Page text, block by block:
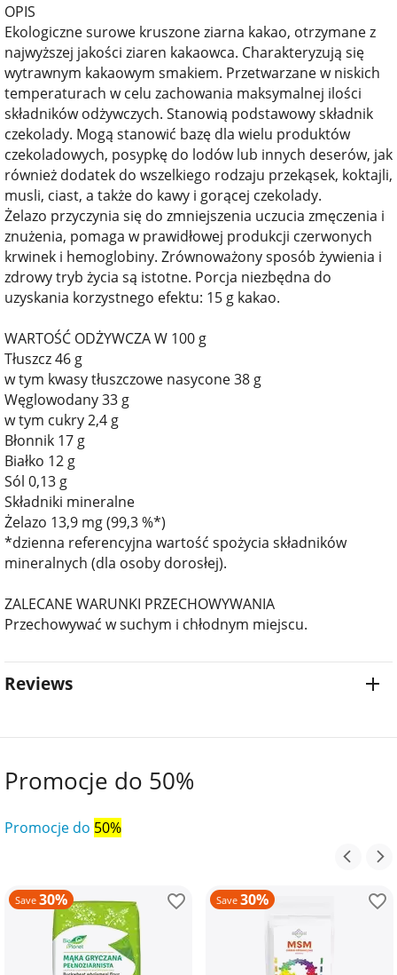
OPIS
Ekologiczne surowe kruszone ziarna kakao, otrzymane z
najwyższej jakości ziaren kakaowca. Charakteryzują się
wytrawnym kakaowym smakiem. Przetwarzane w niskich
temperaturach w celu zachowania maksymalnej ilości
składników odżywczych. Stanowią podstawowy składnik
czekolady. Mogą stanowić bazę dla wielu produktów
czekoladowych, posypkę do lodów lub innych deserów, jak
również dodatek do wszelkiego rodzaju przekąsek, koktajli,
musli, ciast, a także do kawy i gorącej czekolady.
Żelazo przyczynia się do zmniejszenia uczucia zmęczenia i
znużenia, pomaga w prawidłowej produkcji czerwonych
krwinek i hemoglobiny. Zrównoważony sposób żywienia i
zdrowy tryb życia są istotne. Porcja niezbędna do
uzyskania korzystnego efektu: 15 g kakao.
WARTOŚĆ ODŻYWCZA W 100 g
Tłuszcz 46 g
w tym kwasy tłuszczowe nasycone 38 g
Węglowodany 33 g
w tym cukry 2,4 g
Błonnik 17 g
Białko 12 g
Sól 0,13 g
Składniki mineralne
Żelazo 13,9 mg (99,3 %*)
*dzienna referencyjna wartość spożycia składników
mineralnych (dla osoby dorosłej).
ZALECANE WARUNKI PRZECHOWYWANIA
Przechowywać w suchym i chłodnym miejscu.
Reviews
Promocje do 50%
Promocje do 50%
Save 30% Save 30%